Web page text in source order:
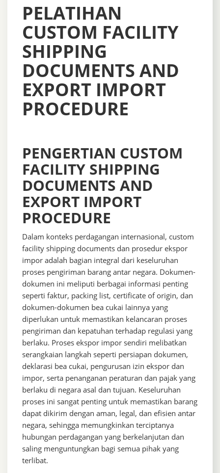
PELATIHAN
CUSTOM FACILITY
SHIPPING
DOCUMENTS AND
EXPORT IMPORT
PROCEDURE
PENGERTIAN CUSTOM
FACILITY SHIPPING
DOCUMENTS AND
EXPORT IMPORT
PROCEDURE
Dalam konteks perdagangan internasional, custom
facility shipping documents dan prosedur ekspor
impor adalah bagian integral dari keseluruhan
proses pengiriman barang antar negara. Dokumen-
dokumen ini meliputi berbagai informasi penting
seperti faktur, packing list, certificate of origin, dan
dokumen-dokumen bea cukai lainnya yang
diperlukan untuk memastikan kelancaran proses
pengiriman dan kepatuhan terhadap regulasi yang
berlaku. Proses ekspor impor sendiri melibatkan
serangkaian langkah seperti persiapan dokumen,
deklarasi bea cukai, pengurusan izin ekspor dan
impor, serta penanganan peraturan dan pajak yang
berlaku di negara asal dan tujuan. Keseluruhan
proses ini sangat penting untuk memastikan barang
dapat dikirim dengan aman, legal, dan efisien antar
negara, sehingga memungkinkan terciptanya
hubungan perdagangan yang berkelanjutan dan
saling menguntungkan bagi semua pihak yang
terlibat.